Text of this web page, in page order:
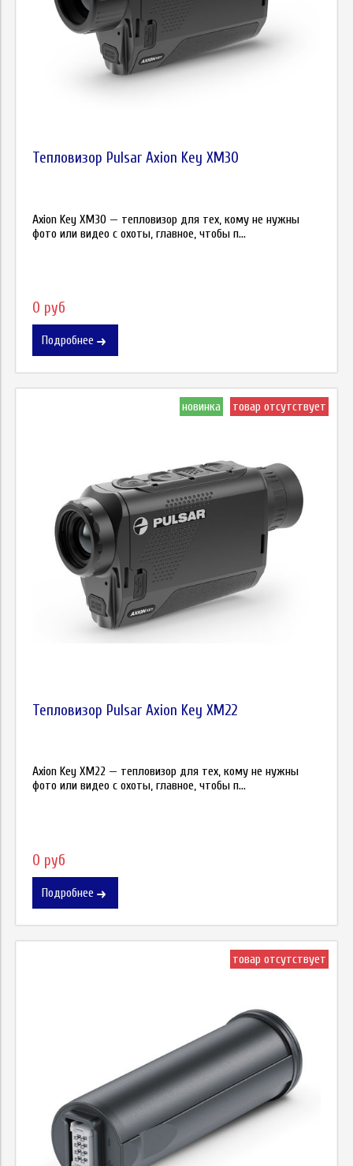
Тепловизор Pulsar Axion Key XM30
Axion Key XM30 — тепловизор для тех, кому не нужны
фото или видео с охоты, главное, чтобы п...
0 руб
Подробнее
новинка товар отсутствует
Тепловизор Pulsar Axion Key XM22
Axion Key XM22 — тепловизор для тех, кому не нужны
фото или видео с охоты, главное, чтобы п...
0 руб
Подробнее
товар отсутствует